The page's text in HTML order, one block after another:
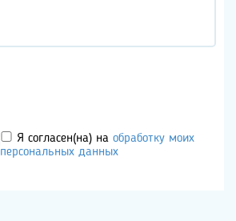
Я согласен(на) на обработку моих
персональных данных